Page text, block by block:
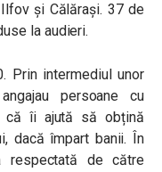
și Călărași. 37 de
la audieri.
Prin intermediul unor
persoane cu
că îi ajută să obțină
dacă împart banii. În
respectată de către